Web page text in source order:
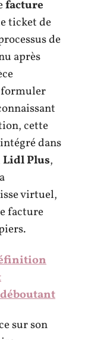
facture
ticket de
de
après
formuler
cette
dans
Plus,
virtuel,
facture
sur son